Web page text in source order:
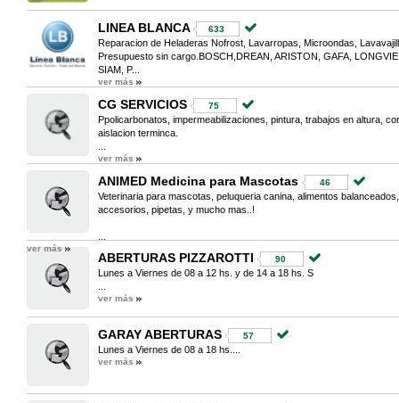
LINEA BLANCA 633
Reparacion de Heladeras Nofrost, Lavarropas, Microondas,
Presupuesto sin cargo.BOSCH,DREAN, ARISTON, GAFA,
SIAM, P...
ver más
CG SERVICIOS 75
Ppolicarbonatos, impermeabilizaciones, pintura, trabajos en altura,
aislacion terminca.
ver más
ANIMED Medicina para Mascotas 46
Veterinaria para mascotas, peluqueria canina, alimentos
accesorios, pipetas, y mucho mas..!
ver más
ABERTURAS PIZZAROTTI 90
Lunes a Viernes de 08 a 12 hs. y de 14 a 18 hs. S
ver más
GARAY ABERTURAS 57
Lunes a Viernes de 08 a 18 hs....
ver más